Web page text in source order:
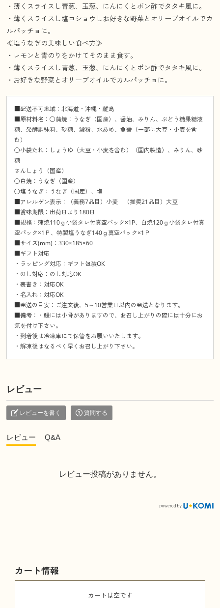
・薄くスライスし青葱、玉葱、にんにくとポン酢でタタキ風に。
・薄くスライスし塩コショウしお好きな野菜とオリーブオイルでカ
ルパッチョに。
≪塩うなぎの美味しい食べ方≫
・レモンと青のりをかけてそのまま食す。
・薄くスライスし青葱、玉葱、にんにくとポン酢でタタキ風に。
・お好きな野菜とオリーブオイルでカルパッチョに。
■配送不可地域：北海道・沖縄・離島
■原材料名：○蒲焼：うなぎ（国産）、醤油、みりん、ぶどう糖果糖液
糖、発酵調味料、砂糖、澱粉、水あめ、魚醤（一部に大豆・小麦を含
む）
○小袋たれ：しょうゆ（大豆・小麦を含む）（国内製造）、みりん、砂
糖
さんしょう（国産）
○白焼：うなぎ（国産）
○塩うなぎ：うなぎ（国産）、塩
■アレルゲン表示：（義務7品目）小麦 （推奨21品目）大豆
■賞味期限：出荷日より180日
■規格：蒲焼110ｇ小袋タレ付真空パック×1P、白焼120ｇ小袋タレ付真
空パック×1Ｐ、特製塩うなぎ140ｇ真空パック×1Ｐ
■サイズ(mm)：330×185×60
■ギフト対応
・ラッピング対応：ギフト包装OK
・のし対応：のし対応OK
・表書き：対応OK
・名入れ：対応OK
■発送の目安：ご注文後、5～10営業日以内の発送となります。
■備考：・鰻には小骨がありますので、お召し上がりの際には十分にお
気を付け下さい。
・到着後は冷凍庫にて保管をお願いいたします。
・解凍後はなるべく早くお召し上がり下さい。
レビュー
レビューを書く 質問する
レビュー Q&A
レビュー投稿がありません。
カート情報
カートは空です